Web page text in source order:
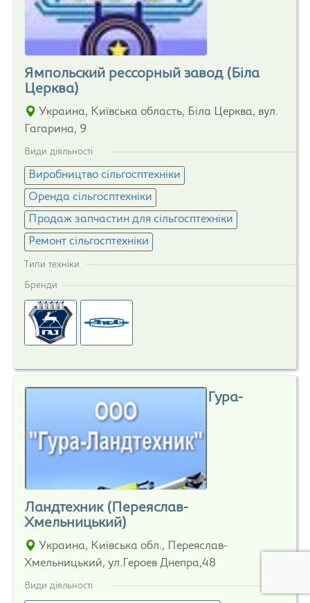
Ямпольский рессорный завод (Біла
Церква)
Украина, Київська область, Біла Церква, вул.
Гагарина, 9
Види діяльності
Виробництво сільгосптехніки
Оренда сільгосптехніки
Продаж запчастин для сільгосптехніки
Ремонт сільгосптехніки
Типи техніки
Бренди
Гура-
Ландтехник (Переяслав-
Хмельницький)
Украина, Київська обл., Переяслав-
Хмельницький, ул.Героев Днепра,48
Види діяльності